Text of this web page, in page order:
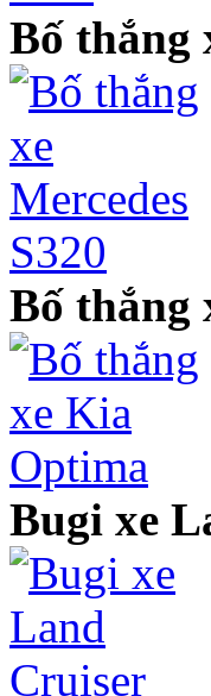
Bố thắng
Bố thắng
Bugi xe